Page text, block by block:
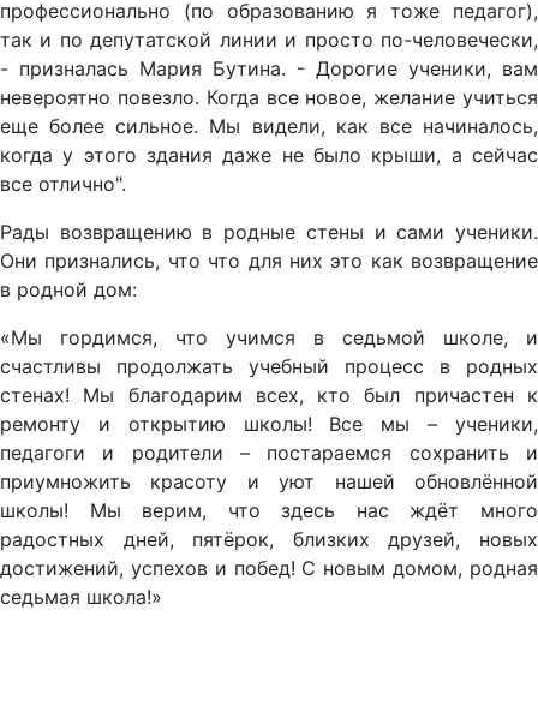
профессионально (по образованию я тоже педагог),
так и по депутатской линии и просто по-человечески,
- призналась Мария Бутина. - Дорогие ученики, вам
невероятно повезло. Когда все новое, желание учиться
еще более сильное. Мы видели, как все начиналось,
когда у этого здания даже не было крыши, а сейчас
все отлично".
Рады возвращению в родные стены и сами ученики.
Они признались, что что для них это как возвращение
в родной дом:
«Мы гордимся, что учимся в седьмой школе, и
счастливы продолжать учебный процесс в родных
стенах! Мы благодарим всех, кто был причастен к
ремонту и открытию школы! Все мы – ученики,
педагоги и родители – постараемся сохранить и
приумножить красоту и уют нашей обновлённой
школы! Мы верим, что здесь нас ждёт много
радостных дней, пятёрок, близких друзей, новых
достижений, успехов и побед! С новым домом, родная
седьмая школа!»